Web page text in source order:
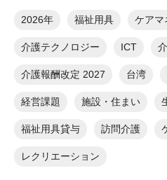
2026年 福祉用具 ケアマ
介護テクノロジー ICT
介護報酬改定 2027 台湾
経営課題 施設・住まい
福祉用具貸与 訪問介護
レクリエーション